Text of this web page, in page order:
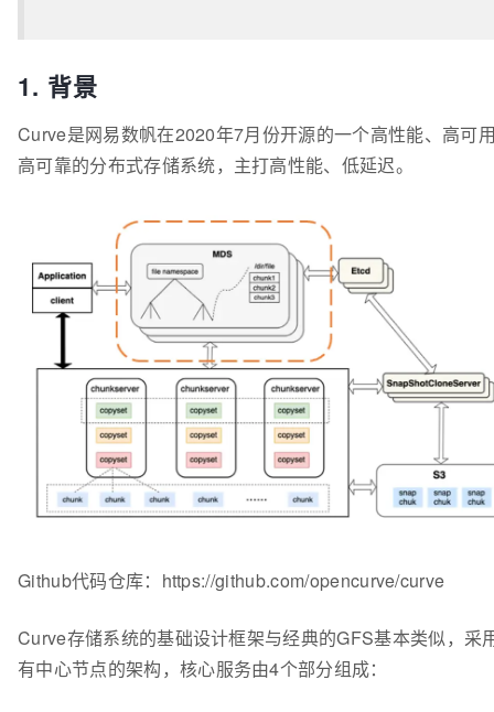
1. 背景
Curve是网易数帆在2020年7月份开源的一个高性能、高可
高可靠的分布式存储系统，主打高性能、低延迟。
Github代码仓库：https://github.com/opencurve/curve
Curve存储系统的基础设计框架与经典的GFS基本类似，采
有中心节点的架构，核心服务由4个部分组成：